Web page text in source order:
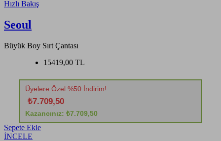
Hızlı Bakış
Seoul
Büyük Boy Sırt Çantası
15419,00 TL
Üyelere Özel %50 İndirim!
₺7.709,50
Kazancınız: ₺7.709,50
Sepete Ekle
İNCELE